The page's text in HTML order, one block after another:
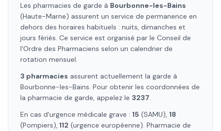
Les pharmacies de garde à Bourbonne-les-Bains
(Haute-Marne) assurent un service de permanence en
dehors des horaires habituels : nuits, dimanches et
jours fériés. Ce service est organisé par le Conseil de
l'Ordre des Pharmaciens selon un calendrier de
rotation mensuel.
3 pharmacies assurent actuellement la garde à
Bourbonne-les-Bains. Pour obtenir les coordonnées de
la pharmacie de garde, appelez le 3237.
En cas d'urgence médicale grave : 15 (SAMU), 18
(Pompiers), 112 (urgence européenne). Pharmacie de